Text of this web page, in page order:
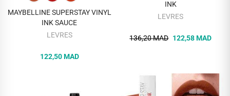
MAYBELLINE SUPERSTAY VINYL
INK SAUCE
LEVRES
122,50 MAD
INK
LEVRES
136,20 MAD 122,58 MAD